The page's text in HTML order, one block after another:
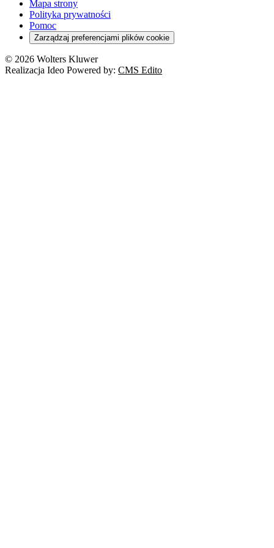
Cło
Deregulacja
Cyberbezpieczeństwo
Franczyza
Prawo autorskie
Turystyka
Orzeczenia
RODO
Mapa strony
Polityka prywatności
Pomoc
Zarządzaj preferencjami plików cookie
© 2026 Wolters Kluwer
Realizacja Ideo Powered by: CMS Edito